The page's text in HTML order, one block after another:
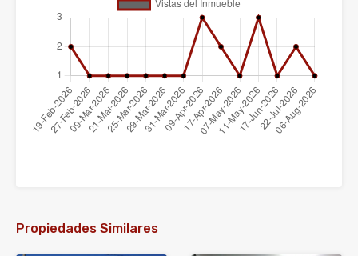
Propiedades Similares